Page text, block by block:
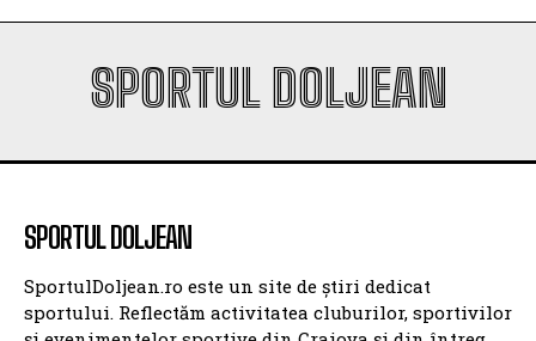
SPORTUL DOLJEAN
SPORTUL DOLJEAN
SportulDoljean.ro este un site de știri dedicat
sportului. Reflectăm activitatea cluburilor, sportivilor